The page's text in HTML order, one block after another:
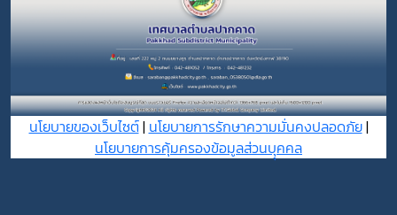
นโยบายของเว็บไซต์| นโยบายการรักษาความมั่นคงปลอดภัย|
นโยบายการคุ้มครองข้อมูลส่วนบุุคคล